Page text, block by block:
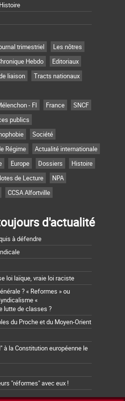
trimestriel
Les nôtres
Hebdo
Editoriaux
liaison
Tracts nationaux
- FI France
SNCF
publics
Société
Régime
Actualité internationale
Europe Dossiers
Histoire
de Lecture
NPA
CCSA Alfortville
d'actualité
à défendre
loi laïque, vraie loi raciste
? « Reformes » ou
«
lutte de classes ?
du Proche et du Moyen-Orient
à la Constitution européenne le
"réformes" avec eux !